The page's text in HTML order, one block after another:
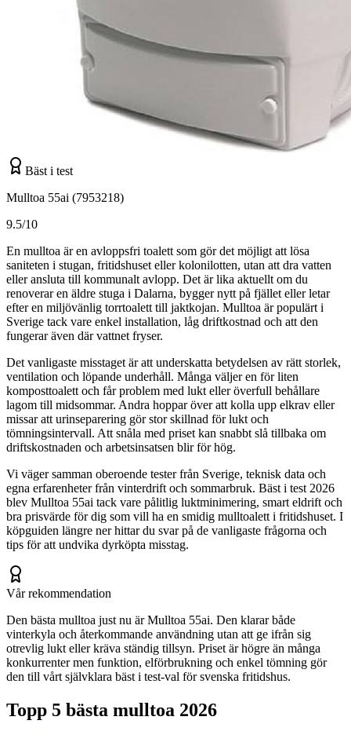
Bäst i test
Mulltoa 55ai (7953218)
9.5/10
En mulltoa är en avloppsfri toalett som gör det möjligt att lösa
saniteten i stugan, fritidshuset eller kolonilotten, utan att dra vatten
eller ansluta till kommunalt avlopp. Det är lika aktuellt om du
renoverar en äldre stuga i Dalarna, bygger nytt på fjället eller letar
efter en miljövänlig torrtoalett till jaktkojan. Mulltoa är populärt i
Sverige tack vare enkel installation, låg driftkostnad och att den
fungerar även där vattnet fryser.
Det vanligaste misstaget är att underskatta betydelsen av rätt storlek,
ventilation och löpande underhåll. Många väljer en för liten
komposttoalett och får problem med lukt eller överfull behållare
lagom till midsommar. Andra hoppar över att kolla upp elkrav eller
missar att urinseparering gör stor skillnad för lukt och
tömningsintervall. Att snåla med priset kan snabbt slå tillbaka om
driftskostnaden och arbetsinsatsen blir för hög.
Vi väger samman oberoende tester från Sverige, teknisk data och
egna erfarenheter från vinterdrift och sommarbruk. Bäst i test 2026
blev Mulltoa 55ai tack vare pålitlig luktminimering, smart eldrift och
bra prisvärde för dig som vill ha en smidig mulltoalett i fritidshuset. I
köpguiden längre ner hittar du svar på de vanligaste frågorna och
tips för att undvika dyrköpta misstag.
Vår rekommendation
Den bästa mulltoa just nu är Mulltoa 55ai. Den klarar både
vinterkyla och återkommande användning utan att ge ifrån sig
otrevlig lukt eller kräva ständig tillsyn. Priset är högre än många
konkurrenter men funktion, elförbrukning och enkel tömning gör
den till vårt självklara bäst i test-val för svenska fritidshus.
Topp 5 bästa mulltoa 2026